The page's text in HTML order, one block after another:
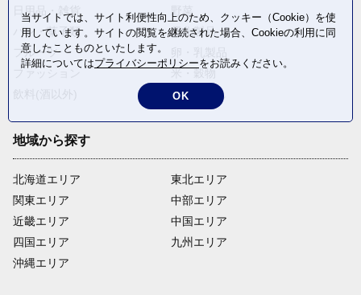
日用品・雑貨
野菜
パン・菓子類
電化製品
フルーツ
返礼品なし
地域から探す
北海道エリア
関東エリア
近畿エリア
四国エリア
沖縄エリア
東北エリア
中部エリア
中国エリア
九州エリア
当サイトでは、サイト利便性向上のため、クッキー（Cookie）を使
用しています。サイトの閲覧を継続された場合、Cookieの利用に同
意したことものといたします。
詳細についてはプライバシーポリシーをお読みください。
OK